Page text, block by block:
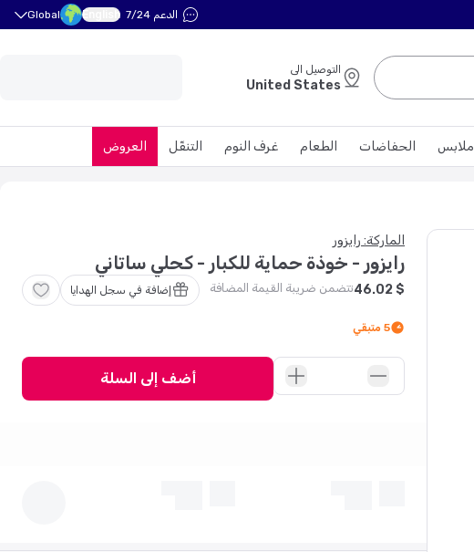
الدعم 7/24 English
Global
التوصيل الى
United States
العروض التنقّل غرف النوم الطعام الحفاضات ملابس
الماركة: رايزور
رايزور - خوذة حماية للكبار - كحلي ساتاني
$
46.02 تتضمن ضريبة القيمة المضافة إضافة في سجل الهدايا
5 متبقي
أضف إلى السلة